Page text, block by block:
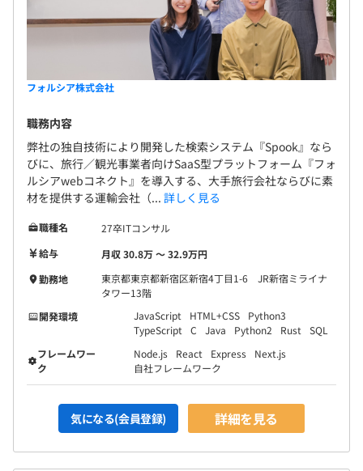
フォルシア株式会社
職務内容
弊社の独自技術により開発した検索システム『Spook』なら
びに、旅行／観光事業者向けSaaS型プラットフォーム『フォ
ルシアwebコネクト』を導入する、大手旅行会社ならびに素
材を提供する運輸会社（... 詳しく見る
職種名
27卒ITコンサル
給与
月収 30.8万 〜 32.9万円
勤務地
東京都東京都新宿区新宿4丁目1-6 JR新宿ミライナ
タワー13階
開発環境
JavaScript HTML+CSS
Python3
TypeScript
C Java Python2 Rust
SQL
フレームワー
ク
Node.js React Express
Next.js
自社フレームワーク
気になる(会員登録) 詳細を見る